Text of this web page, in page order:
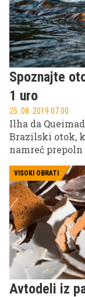
Spoznajte
1 uro
25. 08. 2019 07.00
Ilha da
Brazilski otok,
namreč
strup pa naj bi
oblasti so
obisk otoka,
VISOKI OBRATI
Avtodeli iz